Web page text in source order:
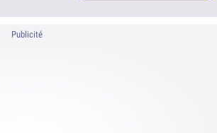
Publicité